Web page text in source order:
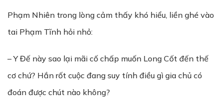
Phạm Nhiên trong lòng cảm thấy khó hiểu, liền ghé vào
tai Phạm Tĩnh hỏi nhỏ:
– Y Đế này sao lại mãi cố chấp muốn Long Cốt đến thế
cơ chứ? Hắn rốt cuộc đang suy tính điều gì gia chủ có
đoán được chút nào không?